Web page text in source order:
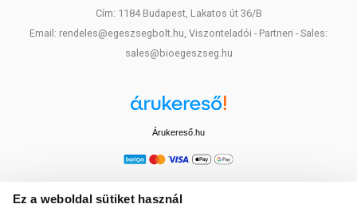
Ez a weboldal sütiket használ
Cím: 1184 Budapest, Lakatos út 36/B
Email: rendeles@egeszsegbolt.hu, Viszonteladói - Partneri - Sales:
sales@bioegeszseg.hu
Árukereső.hu